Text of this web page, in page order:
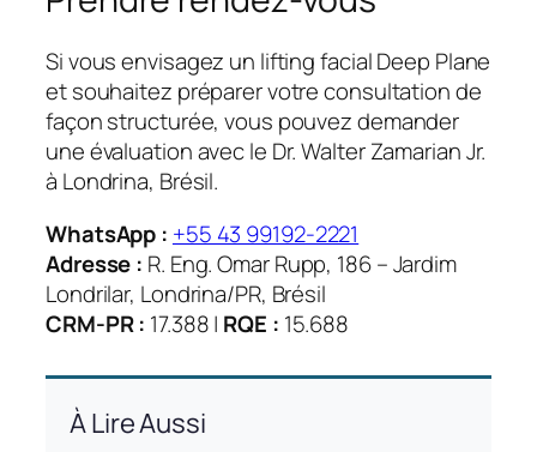
Si vous envisagez un lifting facial Deep Plane
et souhaitez préparer votre consultation de
façon structurée, vous pouvez demander
une évaluation avec le Dr. Walter Zamarian Jr.
à Londrina, Brésil.
WhatsApp : +55 43 99192-2221
Adresse : R. Eng. Omar Rupp, 186 – Jardim
Londrilar, Londrina/PR, Brésil
CRM-PR : 17.388 | RQE : 15.688
À Lire Aussi